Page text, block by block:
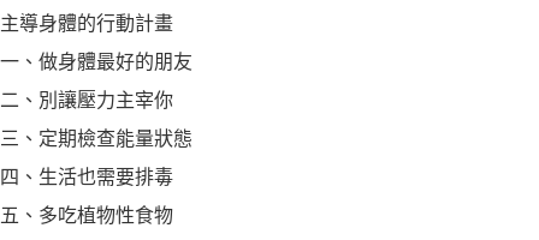
主導身體的行動計畫
一、做身體最好的朋友
二、別讓壓力主宰你
三、定期檢查能量狀態
四、生活也需要排毒
五、多吃植物性食物